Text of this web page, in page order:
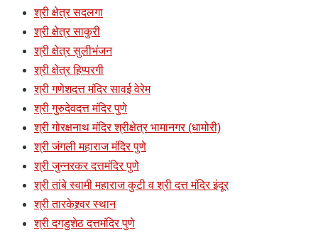
श्री क्षेत्र सदलगा
श्री क्षेत्र साकुरी
श्री क्षेत्र सुलीभंजन
श्री क्षेत्र हिप्परगी
श्री गणेशदत्त मंदिर सावई वेरेम
श्री गुरुदेवदत्त मंदिर पुणे
श्री गोरक्षनाथ मंदिर श्रीक्षेत्र भामानगर (धामोरी)
श्री जंगली महाराज मंदिर पुणे
श्री जुन्नरकर दत्तमंदिर पुणे
श्री तांबे स्वामी महाराज कुटी व श्री दत्त मंदिर इंदूर
श्री तारकेश्र्वर स्थान
श्री दगडुशेठ दत्तमंदिर पुणे